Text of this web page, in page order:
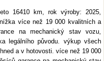
16410 km, rok výroby: 2025,
více než 19 000 kvalitních a
na mechanický stav vozu,
legálního původu. výkup všech
a v hotovosti. více než 19 000